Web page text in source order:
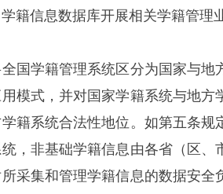
学籍信息数据库开展相关学籍管理
全国学籍管理系统区分为国家与
模式，并对国家学籍系统与地方
籍系统合法性地位。如第五条
，非基础学籍信息由各省（区
采集和管理学籍信息的数据安